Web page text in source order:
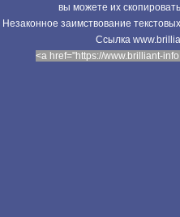
вы можете их
Незаконное заимствование
Cсылка
<a href="https://www.brilliant-